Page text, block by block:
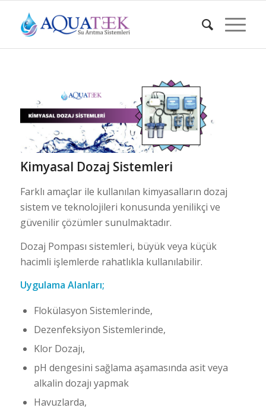
Kimyasal Dozaj Sistemleri
Farklı amaçlar ile kullanılan kimyasalların dozaj
sistem ve teknolojileri konusunda yenilikçi ve
güvenilir çözümler sunulmaktadır.
Dozaj Pompası sistemleri, büyük veya küçük
hacimli işlemlerde rahatlıkla kullanılabilir.
Uygulama Alanları;
Flokülasyon Sistemlerinde,
Dezenfeksiyon Sistemlerinde,
Klor Dozajı,
pH dengesini sağlama aşamasında asit veya
alkalin dozajı yapmak
Havuzlarda,